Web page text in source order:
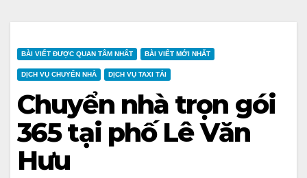
BÀI VIẾT ĐƯỢC QUAN TÂM NHẤT BÀI VIẾT MỚI NHẤT
DỊCH VỤ CHUYỂN NHÀ DỊCH VỤ TAXI TẢI
Chuyển nhà trọn gói
365 tại phố Lê Văn
Hưu